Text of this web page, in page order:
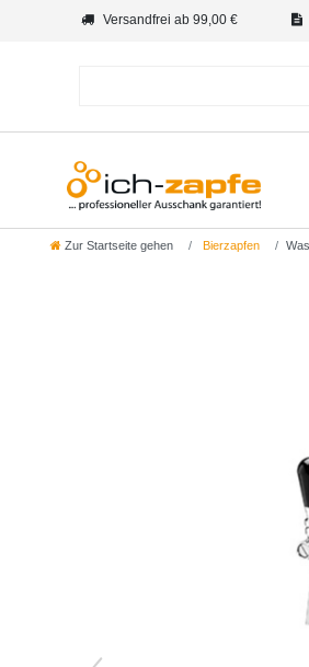
Versandfrei ab 99,00 €
Zur Startseite gehen Bierzapfen